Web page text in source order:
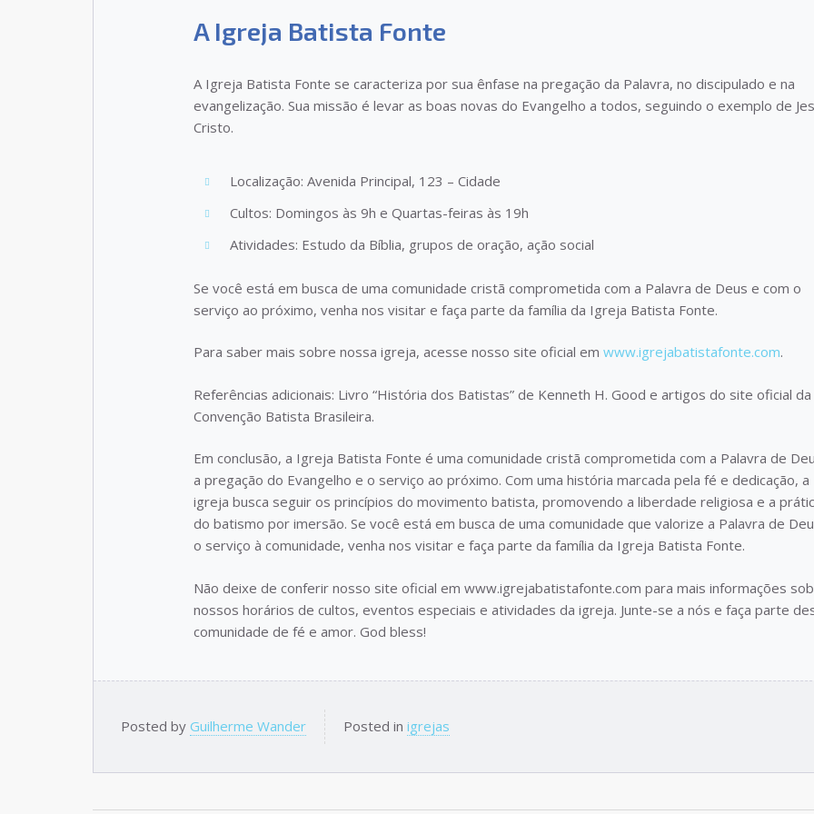
A Igreja Batista Fonte
A Igreja Batista Fonte se caracteriza por sua ênfase na pregação da Palavra, no discipulado e na
evangelização. Sua missão é levar as boas novas do Evangelho a todos, seguindo o exemplo de
Cristo.
Localização: Avenida Principal, 123 – Cidade
Cultos: Domingos às 9h e Quartas-feiras às 19h
Atividades: Estudo da Bíblia, grupos de oração, ação social
Se você está em busca de uma comunidade cristã comprometida com a Palavra de Deus e com o
serviço ao próximo, venha nos visitar e faça parte da família da Igreja Batista Fonte.
Para saber mais sobre nossa igreja, acesse nosso site oficial em www.igrejabatistafonte.com.
Referências adicionais: Livro “História dos Batistas” de Kenneth H. Good e artigos do site oficial da
Convenção Batista Brasileira.
Em conclusão, a Igreja Batista Fonte é uma comunidade cristã comprometida com a Palavra de
a pregação do Evangelho e o serviço ao próximo. Com uma história marcada pela fé e dedicação, a
igreja busca seguir os princípios do movimento batista, promovendo a liberdade religiosa e a
do batismo por imersão. Se você está em busca de uma comunidade que valorize a Palavra de
o serviço à comunidade, venha nos visitar e faça parte da família da Igreja Batista Fonte.
Não deixe de conferir nosso site oficial em www.igrejabatistafonte.com para mais informações
nossos horários de cultos, eventos especiais e atividades da igreja. Junte-se a nós e faça parte
comunidade de fé e amor. God bless!
Posted by Guilherme Wander Posted in igrejas